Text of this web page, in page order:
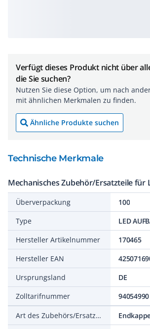
Verfügt dieses Produkt nicht über
die Sie suchen?
Nutzen Sie diese Option, um nach
mit ähnlichen Merkmalen zu finden.
Ähnliche Produkte suchen
Technische Merkmale
Mechanisches Zubehör/Ersatzteile für
Überverpackung
100
Type
LED
Hersteller Artikelnummer
170465
Hersteller EAN
Ursprungsland
DE
Zolltarifnummer
94054990
Art des Zubehörs/Ersatzteils